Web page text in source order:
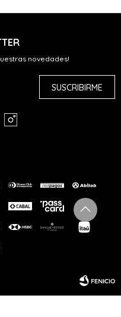
novedades!
SUSCRIBIRME
